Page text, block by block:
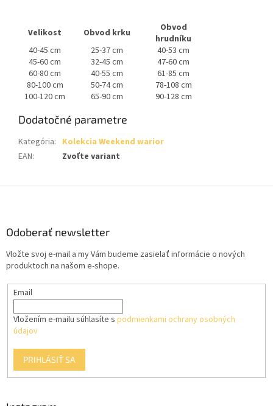
Velikost Obvod krku
Obvod
hrudníku
40-45 cm
25-37 cm
40-53 cm
45-60 cm
32-45 cm
47-60 cm
60-80 cm
40-55 cm
61-85 cm
80-100 cm
50-74 cm
78-108 cm
100-120 cm
65-90 cm 90-128 cm
Dodatočné parametre
Kategória: Kolekcia Weekend warior
EAN: Zvoľte variant
Odoberať newsletter
Vložte svoj e-mail a my Vám budeme zasielať informácie o nových
produktoch na našom e-shope.
Email
Vložením e-mailu súhlasíte s podmienkami ochrany osobných
údajov
PRIHLÁSIŤ SA